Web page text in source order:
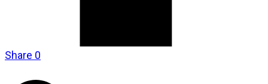
Share 0